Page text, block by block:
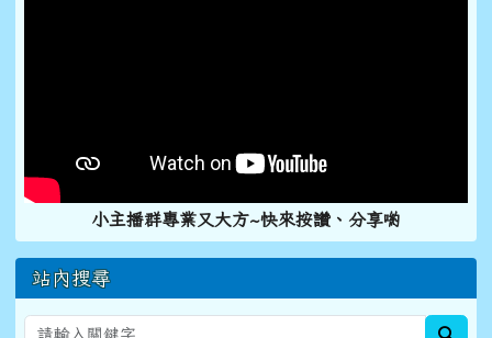
小主播群專業又大方~快來按讚、分享喲
站內搜尋